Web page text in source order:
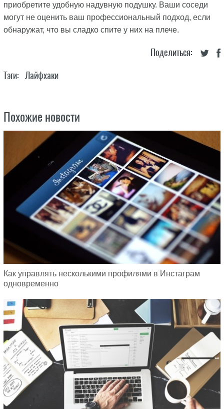
приобретите удобную надувную подушку. Ваши соседи
могут не оценить ваш профессиональный подход, если
обнаружат, что вы сладко спите у них на плече.
Поделиться:
Тэги: Лайфхаки
Похожие новости
Как управлять несколькими профилями в Инстаграм
одновременно